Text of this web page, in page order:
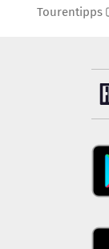
Tourentipps